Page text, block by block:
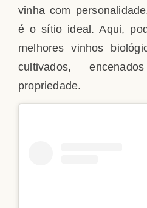
vinha com
é o sítio ideal. Aqui,
melhores vinhos
cultivados,
propriedade.